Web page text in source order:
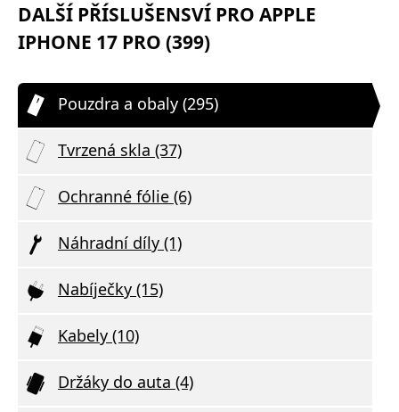
DALŠÍ PŘÍSLUŠENSVÍ PRO APPLE
IPHONE 17 PRO (399)
Pouzdra a obaly (295)
Tvrzená skla (37)
Ochranné fólie (6)
Náhradní díly (1)
Nabíječky (15)
Kabely (10)
Držáky do auta (4)